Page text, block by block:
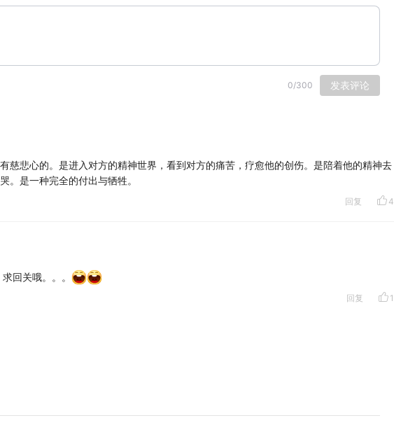
0/300 发表评论
慈悲心的。是进入对方的精神世界，看到对方的痛苦，疗愈他的创伤。是陪着他的精神去
。是一种完全的付出与牺牲。
回复 4
回关哦。。。
回复 1